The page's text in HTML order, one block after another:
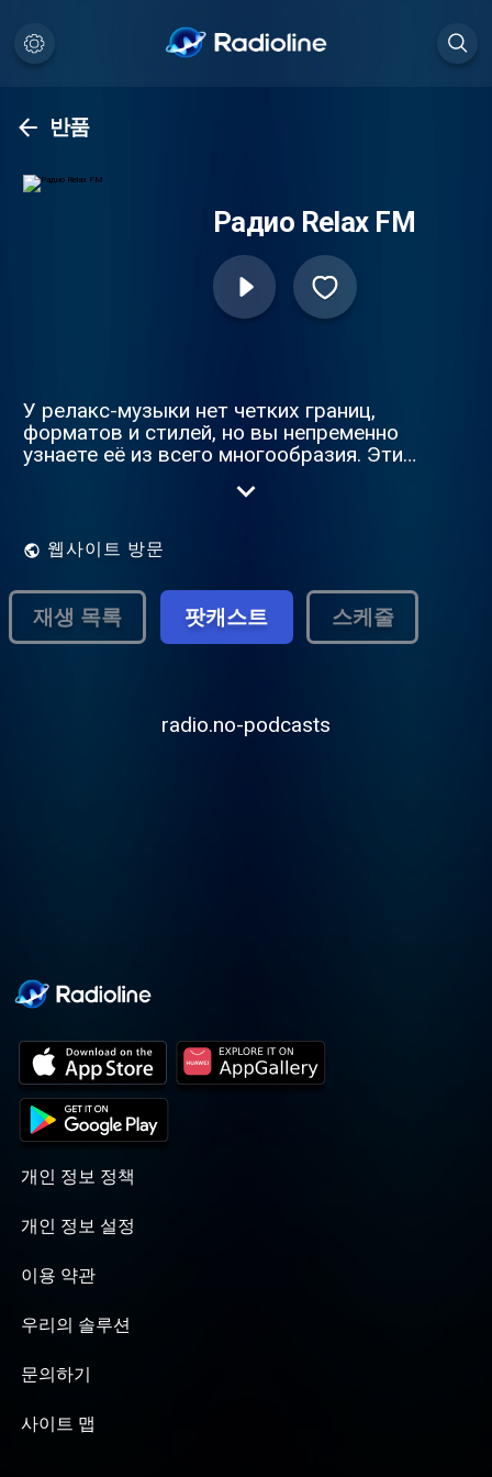
반품
Радио Relax FM
У релакс-музыки нет четких границ,
форматов и стилей, но вы непременно
узнаете её из всего многообразия. Эти
неповторимы. Настройся на спокойную
웹사이트 방문
재생 목록 팟캐스트 스케줄
radio.no-podcasts
개인 정보 정책
개인 정보 설정
이용 약관
우리의 솔루션
문의하기
사이트 맵